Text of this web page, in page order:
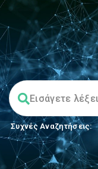
Συχνές Αναζητήσεις: